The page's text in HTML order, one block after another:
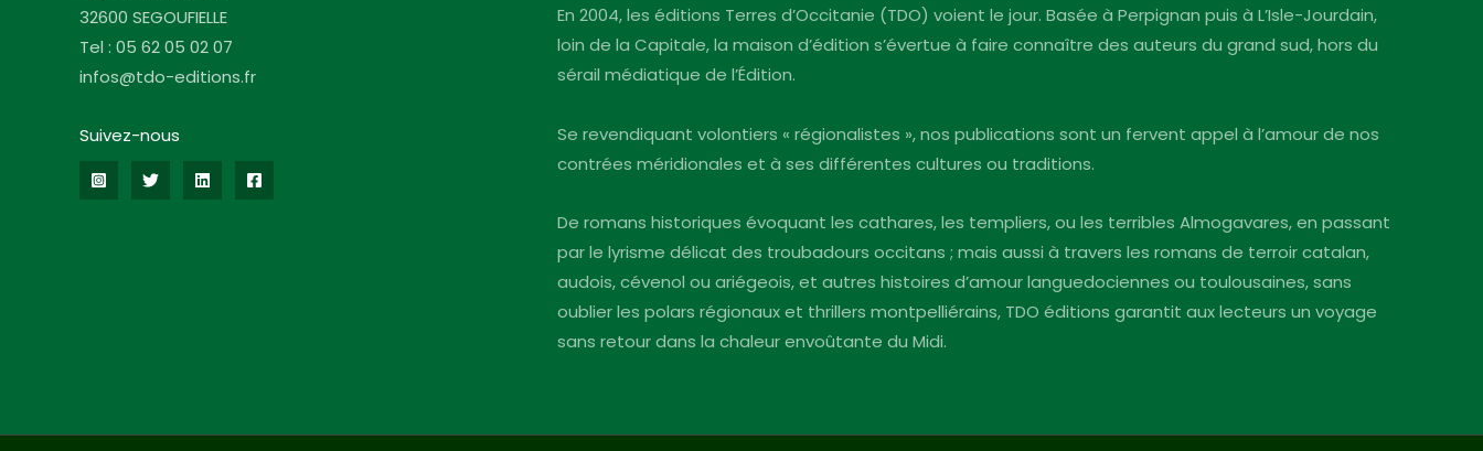
32600 SEGOUFIELLE
Tel : 05 62 05 02 07
infos@tdo-editions.fr
Suivez-nous
En 2004, les éditions Terres d’Occitanie (TDO) voient le jour. Basée à Perpignan puis à L’Isle-Jourdain,
loin de la Capitale, la maison d’édition s’évertue à faire connaître des auteurs du grand sud, hors du
sérail médiatique de l’Édition.
Se revendiquant volontiers « régionalistes », nos publications sont un fervent appel à l’amour de nos
contrées méridionales et à ses différentes cultures ou traditions.
De romans historiques évoquant les cathares, les templiers, ou les terribles Almogavares, en passant
par le lyrisme délicat des troubadours occitans ; mais aussi à travers les romans de terroir catalan,
audois, cévenol ou ariégeois, et autres histoires d’amour languedociennes ou toulousaines, sans
oublier les polars régionaux et thrillers montpelliérains, TDO éditions garantit aux lecteurs un voyage
sans retour dans la chaleur envoûtante du Midi.